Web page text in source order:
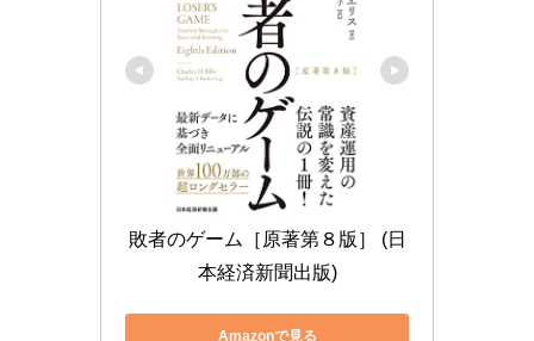
敗者のゲーム［原著第８版］ (日
本経済新聞出版)
Amazonで見る